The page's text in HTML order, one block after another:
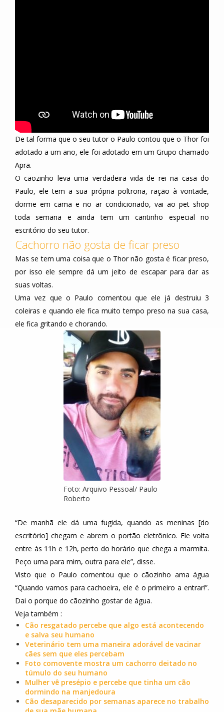
De tal forma que o seu tutor o Paulo contou que o Thor foi
adotado a um ano, ele foi adotado em um Grupo chamado
Apra.
O cãozinho leva uma verdadeira vida de rei na casa do
Paulo, ele tem a sua própria poltrona, ração à vontade,
dorme em cama e no ar condicionado, vai ao pet shop
toda semana e ainda tem um cantinho especial no
escritório do seu tutor.
Cachorro não gosta de ficar preso
Mas se tem uma coisa que o Thor não gosta é ficar preso,
por isso ele sempre dá um jeito de escapar para dar as
suas voltas.
Uma vez que o Paulo comentou que ele já destruiu 3
coleiras e quando ele fica muito tempo preso na sua casa,
ele fica gritando e chorando.
Foto: Arquivo Pessoal/ Paulo
Roberto
“De manhã ele dá uma fugida, quando as meninas [do
escritório] chegam e abrem o portão eletrônico. Ele volta
entre às 11h e 12h, perto do horário que chega a marmita.
Peço uma para mim, outra para ele”, disse.
Visto que o Paulo comentou que o cãozinho ama água
“Quando vamos para cachoeira, ele é o primeiro a entrar!”.
Dai o porque do cãozinho gostar de água.
Veja também :
Cão resgatado percebe que algo está acontecendo
e salva seu humano
Veterinário tem uma maneira adorável de vacinar
cães sem que eles percebam
Foto comovente mostra um cachorro deitado no
túmulo do seu humano
Mulher vê presépio e percebe que tinha um cão
dormindo na manjedoura
Cão desaparecido por semanas aparece no trabalho